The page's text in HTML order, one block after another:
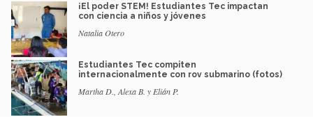
¡El poder STEM! Estudiantes Tec impactan
con ciencia a niños y jóvenes
Natalia Otero
Estudiantes Tec compiten
internacionalmente con rov submarino (fotos)
Martha D., Alexa B. y Elián P.